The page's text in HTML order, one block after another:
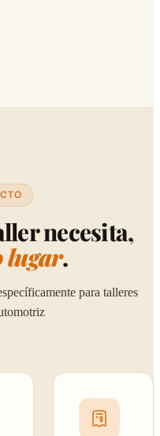
necesita,
lugar.
para talleres